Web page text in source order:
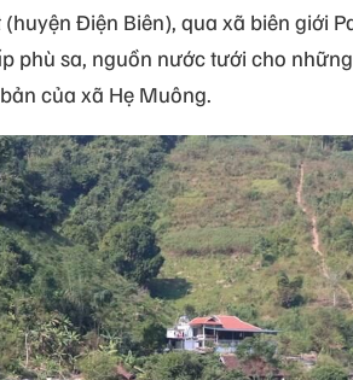
Điện Biên), qua xã biên giới
phù sa, nguồn nước tưới cho
của xã Hẹ Muông.